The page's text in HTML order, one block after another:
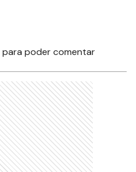
para poder comentar